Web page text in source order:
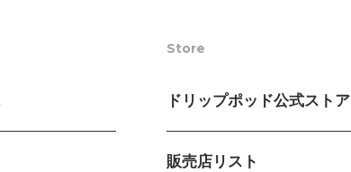
Store
ドリップポッド公式ストア
販売店リスト